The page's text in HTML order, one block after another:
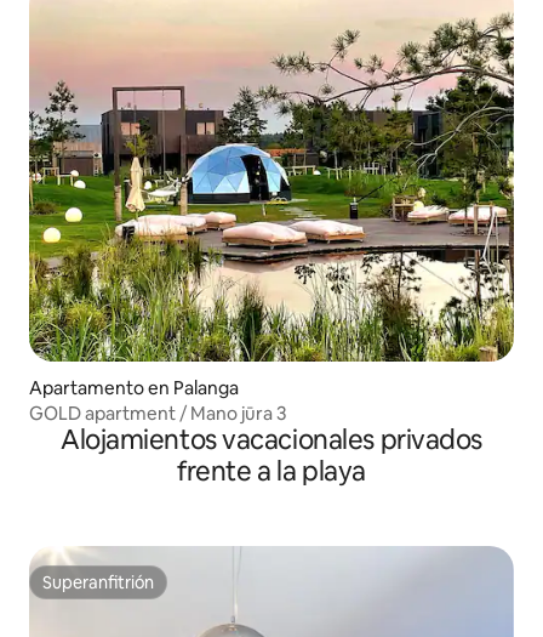
Apartamento en Palanga
GOLD apartment / Mano jūra 3
Alojamientos vacacionales privados
frente a la playa
Superanfitrión
Superanfitrión